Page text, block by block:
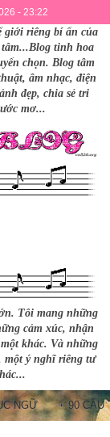
- 23:22
giới riêng bí ẩn của
tinh hoa
chọn. Blog tâm
âm nhạc, điện
đẹp, chia sẻ tri
mơ...
Tôi mang những
cảm xúc, nhận
khác. Và những
một ý nghĩ riêng tư
90 CÂU